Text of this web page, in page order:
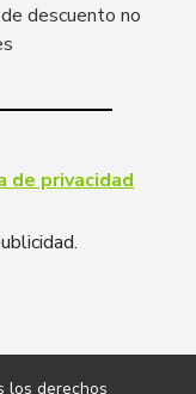
descuento no
de privacidad
los derechos